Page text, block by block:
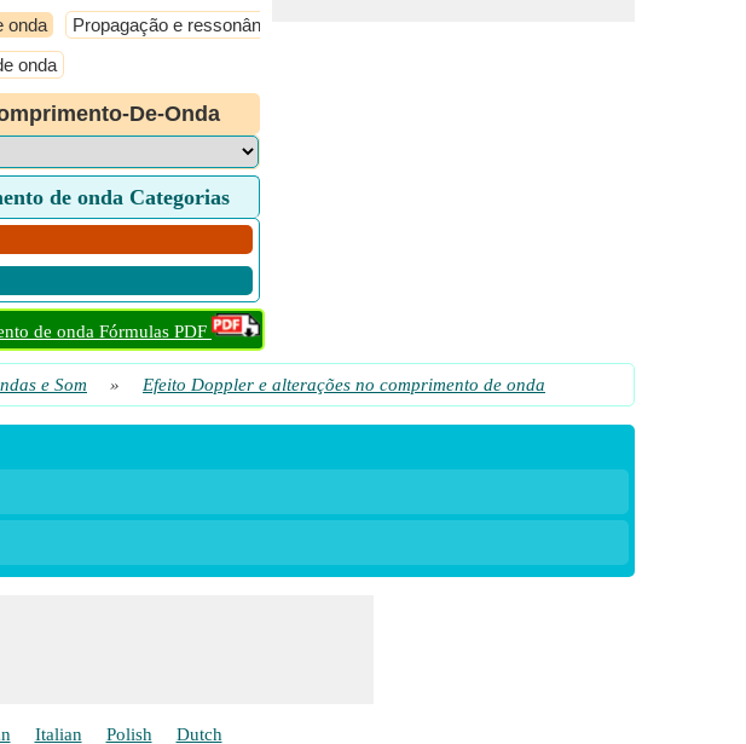
onda Propagação e ressonância sonora
onda
De-Onda
de onda Categorias
de onda Fórmulas PDF
e Som » Efeito Doppler e alterações no comprimento de onda
Italian Polish Dutch